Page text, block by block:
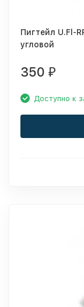
Пигтейл U.Fl-
угловой
350 ₽
Доступно к